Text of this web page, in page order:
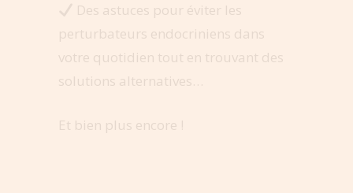
Des astuces pour éviter les
perturbateurs endocriniens dans
votre quotidien tout en trouvant des
solutions alternatives…
Et bien plus encore !